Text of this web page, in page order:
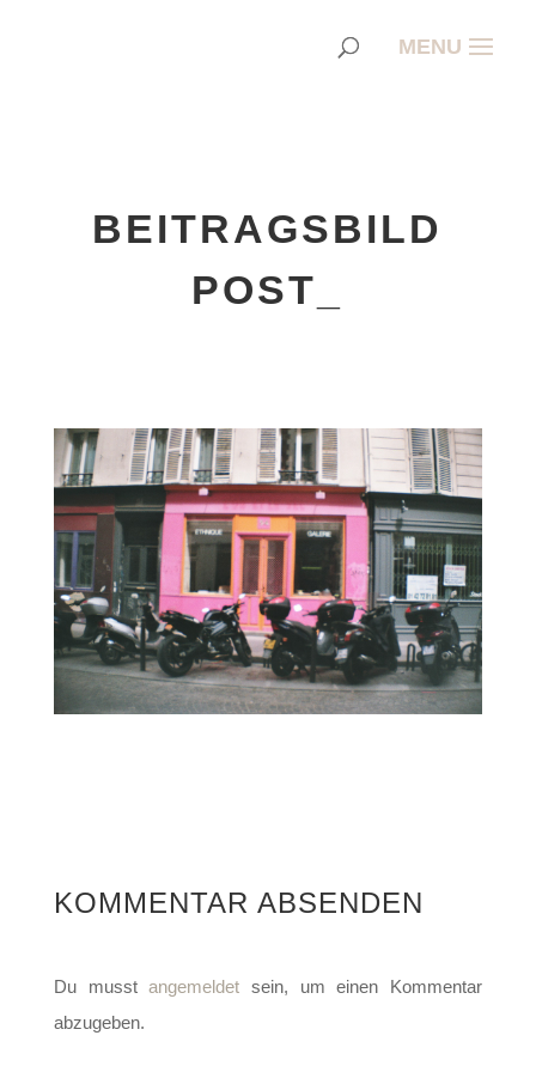
BEITRAGSBILD
POST_
KOMMENTAR ABSENDEN
Du musstangemeldet sein, um einen Kommentar
abzugeben.